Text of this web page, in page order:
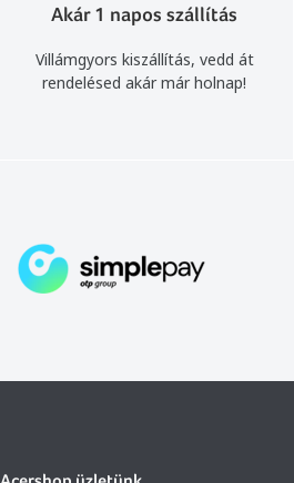
Akár 1 napos szállítás
Villámgyors kiszállítás, vedd át
rendelésed akár már holnap!